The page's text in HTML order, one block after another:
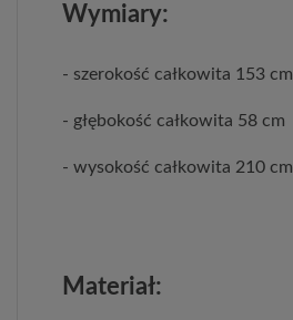
Wymiary:
- szerokość całkowita 153 cm
- głębokość całkowita 58 cm
- wysokość całkowita 210 cm
Materiał: